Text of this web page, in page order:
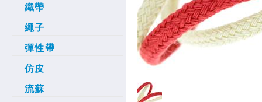
織帶
繩子
彈性帶
仿皮
流蘇